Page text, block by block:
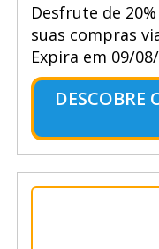
Desfrute de
suas compras
Expira em 09/
DESCOBRE